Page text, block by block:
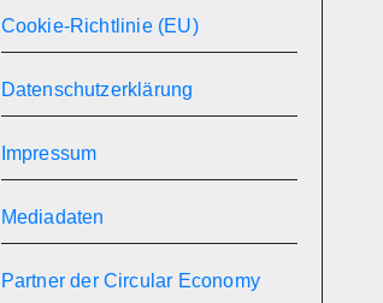
Cookie-Richtlinie (EU)
Datenschutzerklärung
Impressum
Mediadaten
Partner der Circular Economy